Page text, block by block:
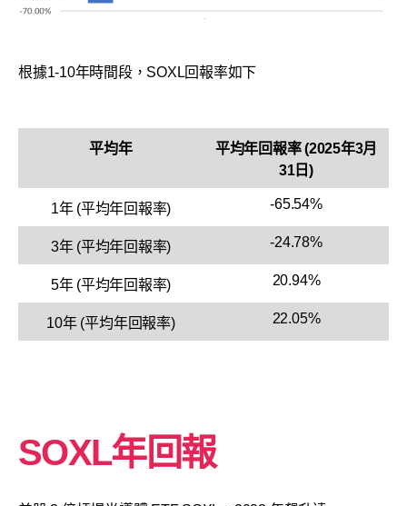
根據1-10年時間段，SOXL回報率如下
平均年
平均年回報率 (2025年3月
31日)
1年 (平均年回報率) -65.54%
3年 (平均年回報率) -24.78%
5年 (平均年回報率) 20.94%
10年 (平均年回報率) 22.05%
SOXL年回報